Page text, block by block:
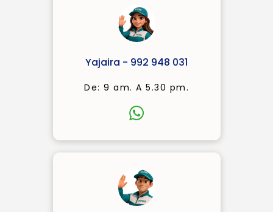
Yajaira - 992 948 031
De: 9 am. A 5.30 pm.